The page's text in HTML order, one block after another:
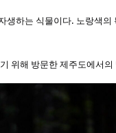
생하는 식물이다. 노랑색
위해 방문한 제주도에서